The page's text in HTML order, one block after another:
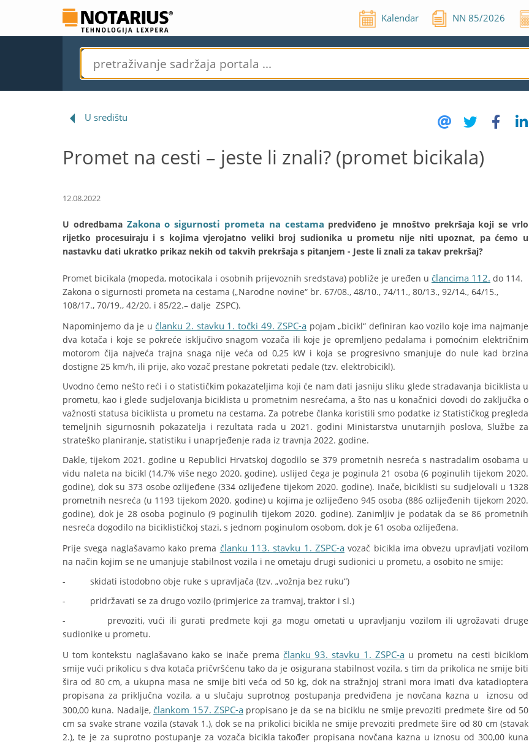
Kalendar NN85/2026
U središtu
Promet na cesti – jeste li znali? (promet bicikala)
12.08.2022
U odredbama Zakona o sigurnosti prometa na cestama predviđeno je mnoštvo prekršaja koji se vrlo
rijetko procesuiraju i s kojima vjerojatno veliki broj sudionika u prometu nije niti upoznat, pa ćemo u
nastavku dati ukratko prikaz nekih od takvih prekršaja s pitanjem - Jeste li znali za takav prekršaj?
Promet bicikala (mopeda, motocikala i osobnih prijevoznih sredstava) pobliže je uređen u člancima 112. do 114.
Zakona o sigurnosti prometa na cestama („Narodne novine“ br. 67/08., 48/10., 74/11., 80/13., 92/14., 64/15.,
108/17., 70/19., 42/20. i 85/22.– dalje ZSPC).
Napominjemo da je u članku 2. stavku 1. točki 49. ZSPC-a pojam „bicikl“ definiran kao vozilo koje ima najmanje
dva kotača i koje se pokreće isključivo snagom vozača ili koje je opremljeno pedalama i pomoćnim električnim
motorom čija najveća trajna snaga nije veća od 0,25 kW i koja se progresivno smanjuje do nule kad brzina
dostigne 25 km/h, ili prije, ako vozač prestane pokretati pedale (tzv. elektrobicikl).
Uvodno ćemo nešto reći i o statističkim pokazateljima koji će nam dati jasniju sliku glede stradavanja biciklista u
prometu, kao i glede sudjelovanja biciklista u prometnim nesrećama, a što nas u konačnici dovodi do zaključka o
važnosti statusa biciklista u prometu na cestama. Za potrebe članka koristili smo podatke iz Statističkog pregleda
temeljnih sigurnosnih pokazatelja i rezultata rada u 2021. godini Ministarstva unutarnjih poslova, Službe za
strateško planiranje, statistiku i unaprjeđenje rada iz travnja 2022. godine.
Dakle, tijekom 2021. godine u Republici Hrvatskoj dogodilo se 379 prometnih nesreća s nastradalim osobama u
vidu naleta na bicikl (14,7% više nego 2020. godine), uslijed čega je poginula 21 osoba (6 poginulih tijekom 2020.
godine), dok su 373 osobe ozlijeđene (334 ozlijeđene tijekom 2020. godine). Inače, biciklisti su sudjelovali u 1328
prometnih nesreća (u 1193 tijekom 2020. godine) u kojima je ozlijeđeno 945 osoba (886 ozlijeđenih tijekom 2020.
godine), dok je 28 osoba poginulo (9 poginulih tijekom 2020. godine). Zanimljiv je podatak da se 86 prometnih
nesreća dogodilo na biciklističkoj stazi, s jednom poginulom osobom, dok je 61 osoba ozlijeđena.
Prije svega naglašavamo kako prema članku 113. stavku 1. ZSPC-a vozač bicikla ima obvezu upravljati vozilom
na način kojim se ne umanjuje stabilnost vozila i ne ometaju drugi sudionici u prometu, a osobito ne smije:
- skidati istodobno obje ruke s upravljača (tzv. „vožnja bez ruku“)
- pridržavati se za drugo vozilo (primjerice za tramvaj, traktor i sl.)
- prevoziti, vući ili gurati predmete koji ga mogu ometati u upravljanju vozilom ili ugrožavati druge
sudionike u prometu.
U tom kontekstu naglašavano kako se inače prema članku 93. stavku 1. ZSPC-au prometu na cesti biciklom
smije vući prikolicu s dva kotača pričvršćenu tako da je osigurana stabilnost vozila, s tim da prikolica ne smije biti
šira od 80 cm, a ukupna masa ne smije biti veća od 50 kg, dok na stražnjoj strani mora imati dva katadioptera
propisana za priključna vozila, a u slučaju suprotnog postupanja predviđena je novčana kazna u iznosu od
300,00 kuna. Nadalje, člankom 157. ZSPC-apropisano je da se na biciklu ne smije prevoziti predmete šire od 50
cm sa svake strane vozila (stavak 1.), dok se na prikolici bicikla ne smije prevoziti predmete šire od 80 cm (stavak
2.), te je za suprotno postupanje za vozača bicikla također propisana novčana kazna u iznosu od 300,00 kuna